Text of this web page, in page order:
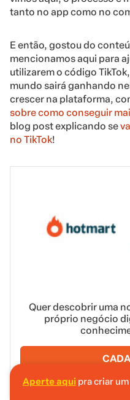
tanto no app como no
E então, gostou do
mencionamos aqui para
utilizarem o código
mundo sairá ganhando
crescer na plataforma,
sobre como conseguir
blog post explicando se
no TikTok!
Quer descobrir uma
próprio negócio
A Hotmart é o lugar
Aperte aqui pra criar